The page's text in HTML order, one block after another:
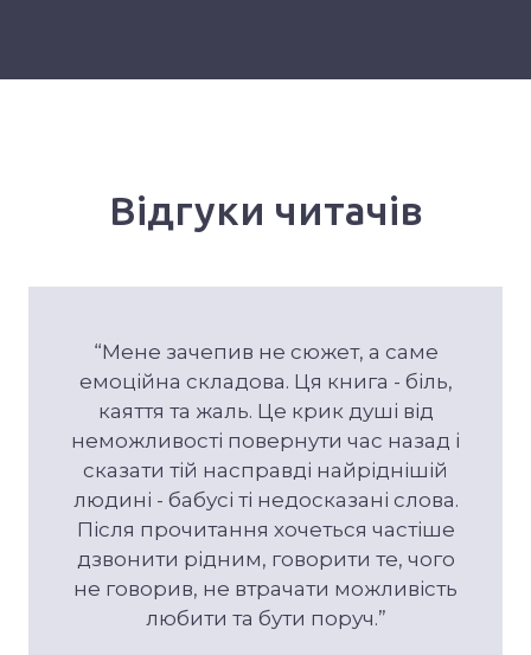
Відгуки читачів
“Мене зачепив не сюжет, а саме
емоційна складова. Ця книга - біль,
каяття та жаль. Це крик душі від
неможливості повернути час назад і
сказати тій насправді найріднішій
людині - бабусі ті недосказані слова.
Після прочитання хочеться частіше
дзвонити рідним, говорити те, чого
не говорив, не втрачати можливість
любити та бути поруч.”